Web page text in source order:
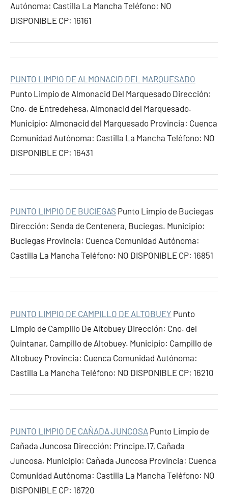
Autónoma: Castilla La Mancha Teléfono: NO
DISPONIBLE CP: 16161
PUNTO LIMPIO DE ALMONACID DEL MARQUESADO
Punto Limpio de Almonacid Del Marquesado Dirección:
Cno. de Entredehesa, Almonacid del Marquesado.
Municipio: Almonacid del Marquesado Provincia: Cuenca
Comunidad Autónoma: Castilla La Mancha Teléfono: NO
DISPONIBLE CP: 16431
PUNTO LIMPIO DE BUCIEGAS Punto Limpio de Buciegas
Dirección: Senda de Centenera, Buciegas. Municipio:
Buciegas Provincia: Cuenca Comunidad Autónoma:
Castilla La Mancha Teléfono: NO DISPONIBLE CP: 16851
PUNTO LIMPIO DE CAMPILLO DE ALTOBUEY Punto
Limpio de Campillo De Altobuey Dirección: Cno. del
Quintanar, Campillo de Altobuey. Municipio: Campillo de
Altobuey Provincia: Cuenca Comunidad Autónoma:
Castilla La Mancha Teléfono: NO DISPONIBLE CP: 16210
PUNTO LIMPIO DE CAÑADA JUNCOSA Punto Limpio de
Cañada Juncosa Dirección: Príncipe.17, Cañada
Juncosa. Municipio: Cañada Juncosa Provincia: Cuenca
Comunidad Autónoma: Castilla La Mancha Teléfono: NO
DISPONIBLE CP: 16720